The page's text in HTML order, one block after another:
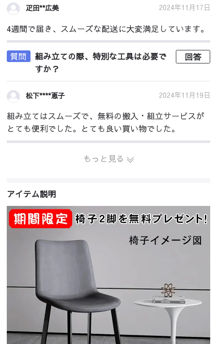
疋田**広美 2024年11月17日
4週間で届き、スムーズな配送に大変満足しています。
質問
組み立ての際、特別な工具は必要で
すか？
回答
松下****恵子 2024年11月19日
組み立てはスムーズで、無料の搬入・組立サービスが
とても便利でした。とても良い買い物でした。
もっと見る
アイテム説明